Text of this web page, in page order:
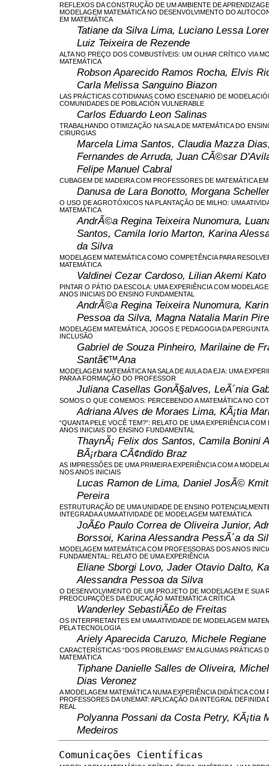
REFLEXOS DA CONSTRUÇÃO DE UM AMBIENTE DE
MODELAGEM MATEMÁTICA NO DESENVOLVIMENTO DO
EM MATEMÁTICA
Tatiane da Silva Lima, Luciano Lessa
Luiz Teixeira de Rezende
ALTA NO PREÇO DOS COMBUSTÍVEIS: UM OLHAR CRÍTICO VIA
MATEMÁTICA
Robson Aparecido Ramos Rocha, Elvis
Carla Melissa Sanguino Biazon
LAS PRÁCTICAS COTIDIANAS COMO ESCENARIO DE
COMUNIDADES DE POBLACIÓN VULNERABLE
Carlos Eduardo Leon Salinas
TRABALHANDO OTIMIZAÇÃO NA SALA DE MATEMÁTICA DO
CIRURGIAS
Marcela Lima Santos, Claudia Mazza
Fernandes de Arruda, Juan CÃ©sar
Felipe Manuel Cabral
CUBAGEM DE MADEIRA COM PROFESSORES DE MATEMÁTICA
Danusa de Lara Bonotto, Morgana Scheller
O USO DE AGROTÓXICOS NA PLANTAÇÃO DE MILHO: UMA
MATEMÁTICA
AndrÃ©a Regina Teixeira Nunomura,
Santos, Camila Iorio Marton, Karina
da Silva
MODELAGEM MATEMÁTICA COMO COMPETÊNCIA PARA
MATEMÁTICA
Valdinei Cezar Cardoso, Lilian Akemi Kato
PINTAR O PÁTIO DA ESCOLA: UMA EXPERIÊNCIA COM
ANOS INICIAIS DO ENSINO FUNDAMENTAL
AndrÃ©a Regina Teixeira Nunomura,
Pessoa da Silva, Magna Natalia Marin
MODELAGEM MATEMÁTICA, JOGOS E PEDAGOGIA DA
INCLUSÃO
Gabriel de Souza Pinheiro, Marilaine de
Santâ€™Ana
MODELAGEM MATEMÁTICA NA SALA DE AULA DA EJA: UMA
PARA A FORMAÇÃO DO PROFESSOR
Juliana Casellas GonÃ§alves, LeÃ´nia
SOMOS O QUE COMEMOS: PERCEBENDO A MATEMÁTICA NO
Adriana Alves de Moraes Lima, KÃ¡tia
“QUANTA PELE VOCÊ TEM?”: RELATO DE UMA EXPERIÊNCIA
ANOS INICIAIS DO ENSINO FUNDAMENTAL
ThaynÃ¡ Felix dos Santos, Camila Bonini
BÃ¡rbara CÃ¢ndido Braz
AS IMPRESSÕES DE UMA PRIMEIRA EXPERIÊNCIA COM A
NOS ANOS INICIAIS
Lucas Ramon de Lima, Daniel JosÃ©
Pereira
ESTRUTURAÇÃO DE UMA UNIDADE DE ENSINO
INTEGRADA A UMA ATIVIDADE DE MODELAGEM MATEMÁTICA
JoÃ£o Paulo Correa de Oliveira Junior,
Borssoi, Karina Alessandra PessÃ´a da
MODELAGEM MATEMÁTICA COM PROFESSORAS DOS ANOS
FUNDAMENTAL: RELATO DE UMA EXPERIÊNCIA
Eliane Sborgi Lovo, Jader Otavio Dalto,
Alessandra Pessoa da Silva
O DESENVOLVIMENTO DE UM PROJETO DE MODELAGEM E SUA
PREOCUPAÇÕES DA EDUCAÇÃO MATEMÁTICA CRÍTICA
Wanderley SebastiÃ£o de Freitas
OS INTERPRETANTES EM UMA ATIVIDADE DE MODELAGEM
PELA TECNOLOGIA
Ariely Aparecida Caruzo, Michele
CARACTERÍSTICAS “DOS PROBLEMAS” EM ALGUMAS PRÁTICAS
MATEMÁTICA
Tiphane Danielle Salles de Oliveira,
Dias Veronez
A MODELAGEM MATEMÁTICA NUMA EXPERIÊNCIA DIDÁTICA COM
PROFESSORES DA UNEMAT: APLICAÇÃO DA INTEGRAL DEFINIDA
REAL
Polyanna Possani da Costa Petry, KÃ¡tia
Medeiros
Comunicações Científicas